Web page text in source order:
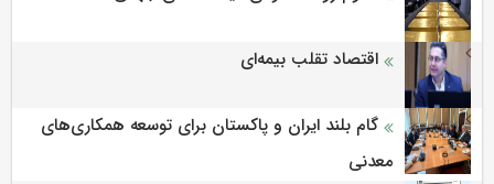
اقتصاد تقلب بیمه‌ای
گام بلند ایران و پاکستان برای توسعه همکاری‌های
معدنی